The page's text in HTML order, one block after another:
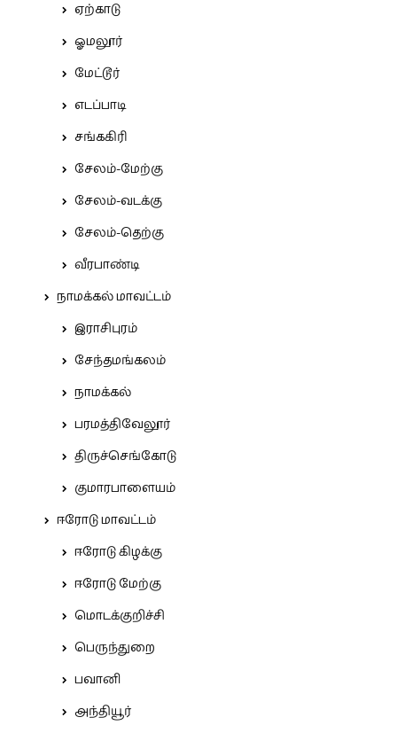
ஏற்காடு
ஓமலூர்
மேட்டூர்
எடப்பாடி
சங்ககிரி
சேலம்-மேற்கு
சேலம்-வடக்கு
சேலம்-தெற்கு
வீரபாண்டி
நாமக்கல் மாவட்டம்
இராசிபுரம்
சேந்தமங்கலம்
நாமக்கல்
பரமத்திவேலூர்
திருச்செங்கோடு
குமாரபாளையம்
ஈரோடு மாவட்டம்
ஈரோடு கிழக்கு
ஈரோடு மேற்கு
மொடக்குறிச்சி
பெருந்துறை
பவானி
அந்தியூர்